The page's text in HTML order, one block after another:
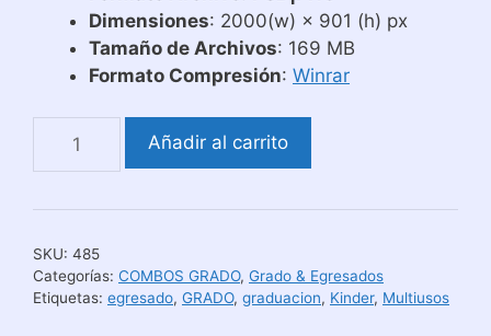
Dimensiones: 2000(w) × 901 (h) px
Tamaño de Archivos: 169 MB
Formato Compresión: Winrar
de
de
Kinder
Añadir al carrito
SKU: 485
Categorías: COMBOS GRADO, Grado & Egresados
Etiquetas: egresado, GRADO, graduacion, Kinder, Multiusos